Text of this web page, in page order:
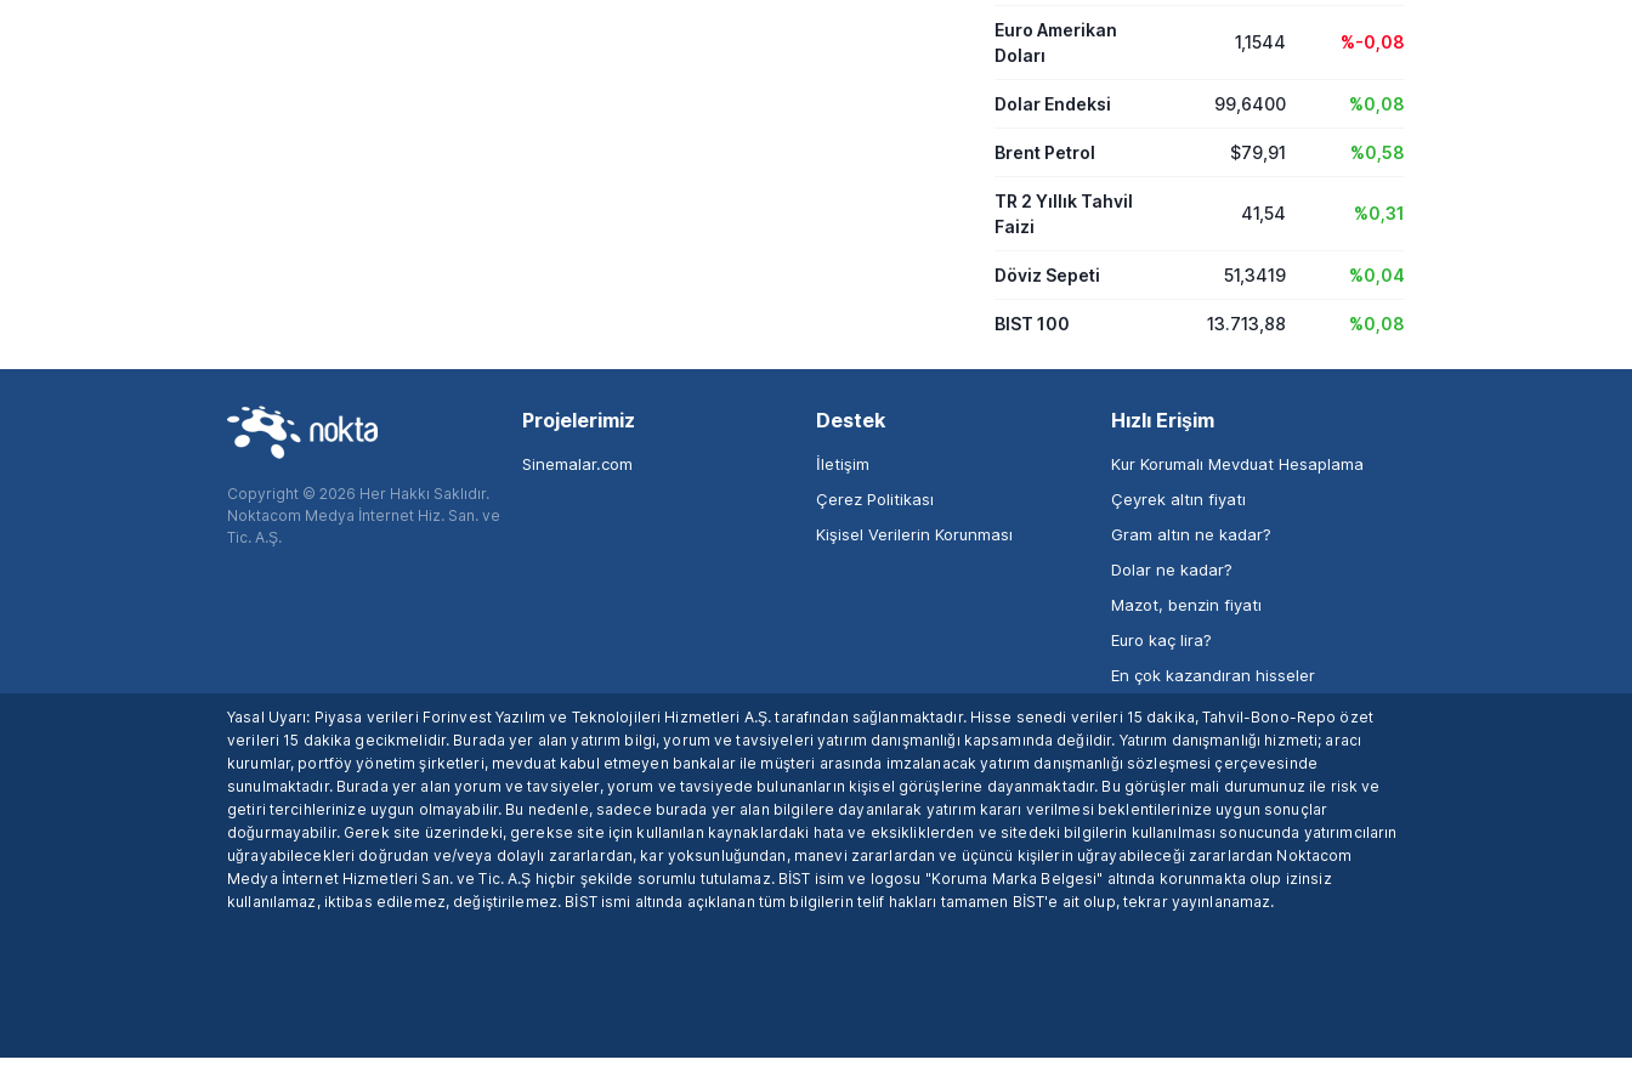
Euro Amerikan
Doları
1,1544 %-0,08
Dolar Endeksi 99,6400 %0,08
Brent Petrol $79,91 %0,58
TR 2 Yıllık Tahvil
Faizi
41,54 %0,31
Döviz Sepeti 51,3419 %0,04
BIST 100 13.713,88 %0,08
Copyright © 2026 Her Hakkı Saklıdır.
Noktacom Medya İnternet Hiz. San. ve
Tic. A.Ş.
Projelerimiz
Sinemalar.com
Destek
İletişim
Çerez Politikası
Kişisel Verilerin Korunması
Hızlı Erişim
Kur Korumalı Mevduat Hesaplama
Çeyrek altın fiyatı
Gram altın ne kadar?
Dolar ne kadar?
Mazot, benzin fiyatı
Euro kaç lira?
En çok kazandıran hisseler
Yasal Uyarı: Piyasa verileri Forinvest Yazılım ve Teknolojileri Hizmetleri A.Ş. tarafından sağlanmaktadır. Hisse senedi verileri 15 dakika, Tahvil-Bono-Repo özet
verileri 15 dakika gecikmelidir. Burada yer alan yatırım bilgi, yorum ve tavsiyeleri yatırım danışmanlığı kapsamında değildir. Yatırım danışmanlığı hizmeti; aracı
kurumlar, portföy yönetim şirketleri, mevduat kabul etmeyen bankalar ile müşteri arasında imzalanacak yatırım danışmanlığı sözleşmesi çerçevesinde
sunulmaktadır. Burada yer alan yorum ve tavsiyeler, yorum ve tavsiyede bulunanların kişisel görüşlerine dayanmaktadır. Bu görüşler mali durumunuz ile risk ve
getiri tercihlerinize uygun olmayabilir. Bu nedenle, sadece burada yer alan bilgilere dayanılarak yatırım kararı verilmesi beklentilerinize uygun sonuçlar
doğurmayabilir. Gerek site üzerindeki, gerekse site için kullanılan kaynaklardaki hata ve eksikliklerden ve sitedeki bilgilerin kullanılması sonucunda yatırımcıların
uğrayabilecekleri doğrudan ve/veya dolaylı zararlardan, kar yoksunluğundan, manevi zararlardan ve üçüncü kişilerin uğrayabileceği zararlardan Noktacom
Medya İnternet Hizmetleri San. ve Tic. A.Ş hiçbir şekilde sorumlu tutulamaz. BİST isim ve logosu "Koruma Marka Belgesi" altında korunmakta olup izinsiz
kullanılamaz, iktibas edilemez, değiştirilemez. BİST ismi altında açıklanan tüm bilgilerin telif hakları tamamen BİST'e ait olup, tekrar yayınlanamaz.